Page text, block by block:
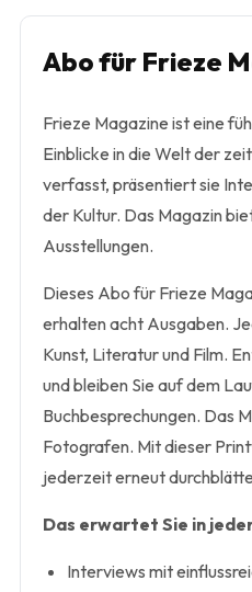
Abo für Frieze
Frieze Magazine ist eine
Einblicke in die Welt der
verfasst, präsentiert sie
der Kultur. Das Magazin
Ausstellungen.
Dieses Abo für Frieze
erhalten acht Ausgaben.
Kunst, Literatur und Film.
und bleiben Sie auf dem
Buchbesprechungen. Das
Fotografen. Mit dieser
jederzeit erneut
Das erwartet Sie in
Interviews mit